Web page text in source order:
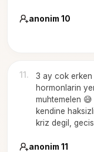
anonim 10
11 .
3 ay cok erken
hormonlarin
muhtemelen
kendine
kriz degil,
anonim 11